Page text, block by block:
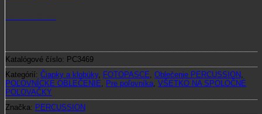
Katalógové číslo: PC3469
Kategórií: Čiapky a klobúky, FOTOPASCE Oblečenie PERCUSSION
POĽOVNÍCKE OBLEČENIE
Pre poľovníka VŠETKO NA SPOLOČNÉ
POĽOVAČKY
Značka: PERCUSSION